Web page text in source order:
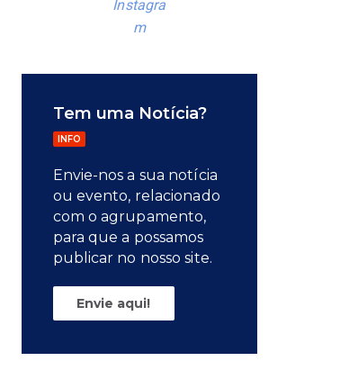
Instagra
m
Tem uma Notícia?
INFO
Envie-nos a sua notícia
ou evento, relacionado
com o agrupamento,
para que a possamos
publicar no nosso site.
Envie aqui!